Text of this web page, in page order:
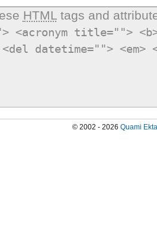
HTMLtags and
<acronym title="">
<del datetime="">
© 2002 - 2026 Quami